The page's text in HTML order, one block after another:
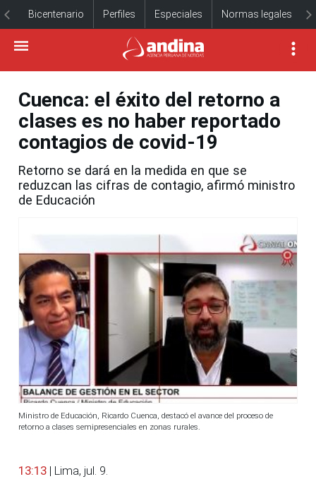
Bicentenario Perfiles Especiales Normas legales
Cuenca: el éxito del retorno a
clases es no haber reportado
contagios de covid-19
Retorno se dará en la medida en que se
reduzcan las cifras de contagio, afirmó ministro
de Educación
Ministro de Educación, Ricardo Cuenca, destacó el avance del proceso de
retorno a clases semipresenciales en zonas rurales.
13:13 | Lima, jul. 9.